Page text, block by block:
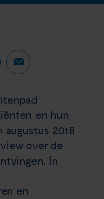
en hun
2018
over de
In
en